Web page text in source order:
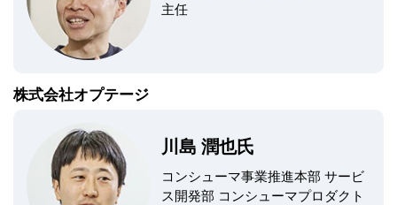
主任
株式会社オプテージ
川島 潤也氏
コンシューマ事業推進本部 サービ
ス開発部 コンシューマプロダクト